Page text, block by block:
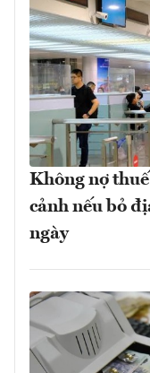
Không nợ
cảnh nếu bỏ
ngày